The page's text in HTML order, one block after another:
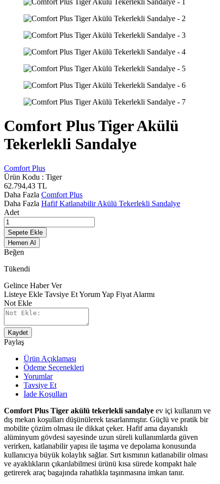
Comfort Plus Tiger Akülü
Tekerlekli Sandalye
Comfort Plus
Ürün Kodu : Tiger
62.794,43 TL
Daha Fazla Comfort Plus
Daha Fazla Hafif Katlanabilir Akülü Tekerlekli Sandalye
Adet
Sepete Ekle
Hemen Al
Beğen
Tükendi
Gelince Haber Ver
Listeye Ekle Tavsiye EtYorum Yap Fiyat Alarmı
Not Ekle
Kaydet
Paylaş
Ürün Açıklaması
Ödeme Seçenekleri
Yorumlar
Tavsiye Et
İade Koşulları
Comfort Plus Tiger akülü tekerlekli sandalye ev içi kullanım ve
dış mekan koşulları düşünülerek tasarlanmıştır. Güçlü ve pratik bir
mobilite çözüm olması ile dikkat çeker. Hafif ama dayanıklı
alüminyum gövdesi sayesinde uzun süreli kullanımlarda güven
verirken, katlanabilir yapısı ile taşıma ve depolama konusunda
kullanıcıya büyük kolaylık sağlar. Sırt kısmının katlanabilir olması
ve ayaklıkların çıkarılabilmesi ürünü kısa sürede kompakt hale
getirerek araç bagajında rahatlıkla taşınmasına imkan tanır.